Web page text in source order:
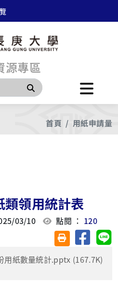
源專區
搜尋
首頁 用紙申請量
領用統計表
03/10 點閱 ： 120
友善列印(另開視
分享至
用紙數量統計.pptx (167.7K)